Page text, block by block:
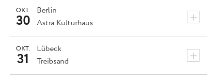
Berlin +
OKT.
30 Astra Kulturhaus
Lübeck +
OKT.
31 Treibsand